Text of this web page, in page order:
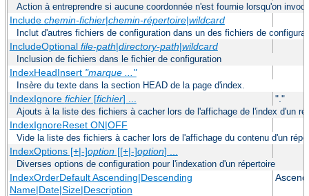
Action à entreprendre si aucune coordonnée n'est fournie lorsqu'on
Include chemin-fichier|chemin-répertoire|wildcard
Inclut d'autres fichiers de configuration dans un des fichiers de
IncludeOptional file-path|directory-path|wildcard
Inclusion de fichiers dans le fichier de configuration
IndexHeadInsert "marque ..."
Insère du texte dans la section HEAD de la page d'index.
IndexIgnore fichier[fichier] ... "."
Ajouts à la liste des fichiers à cacher lors de l'affichage de l'index d'un
IndexIgnoreReset ON|OFF
Vide la liste des fichiers à cacher lors de l'affichage du contenu d'un
IndexOptions [+|-]option[[+|-]option] ...
Diverses options de configuration pour l'indexation d'un répertoire
IndexOrderDefault Ascending|Descending
Name|Date|Size|Description